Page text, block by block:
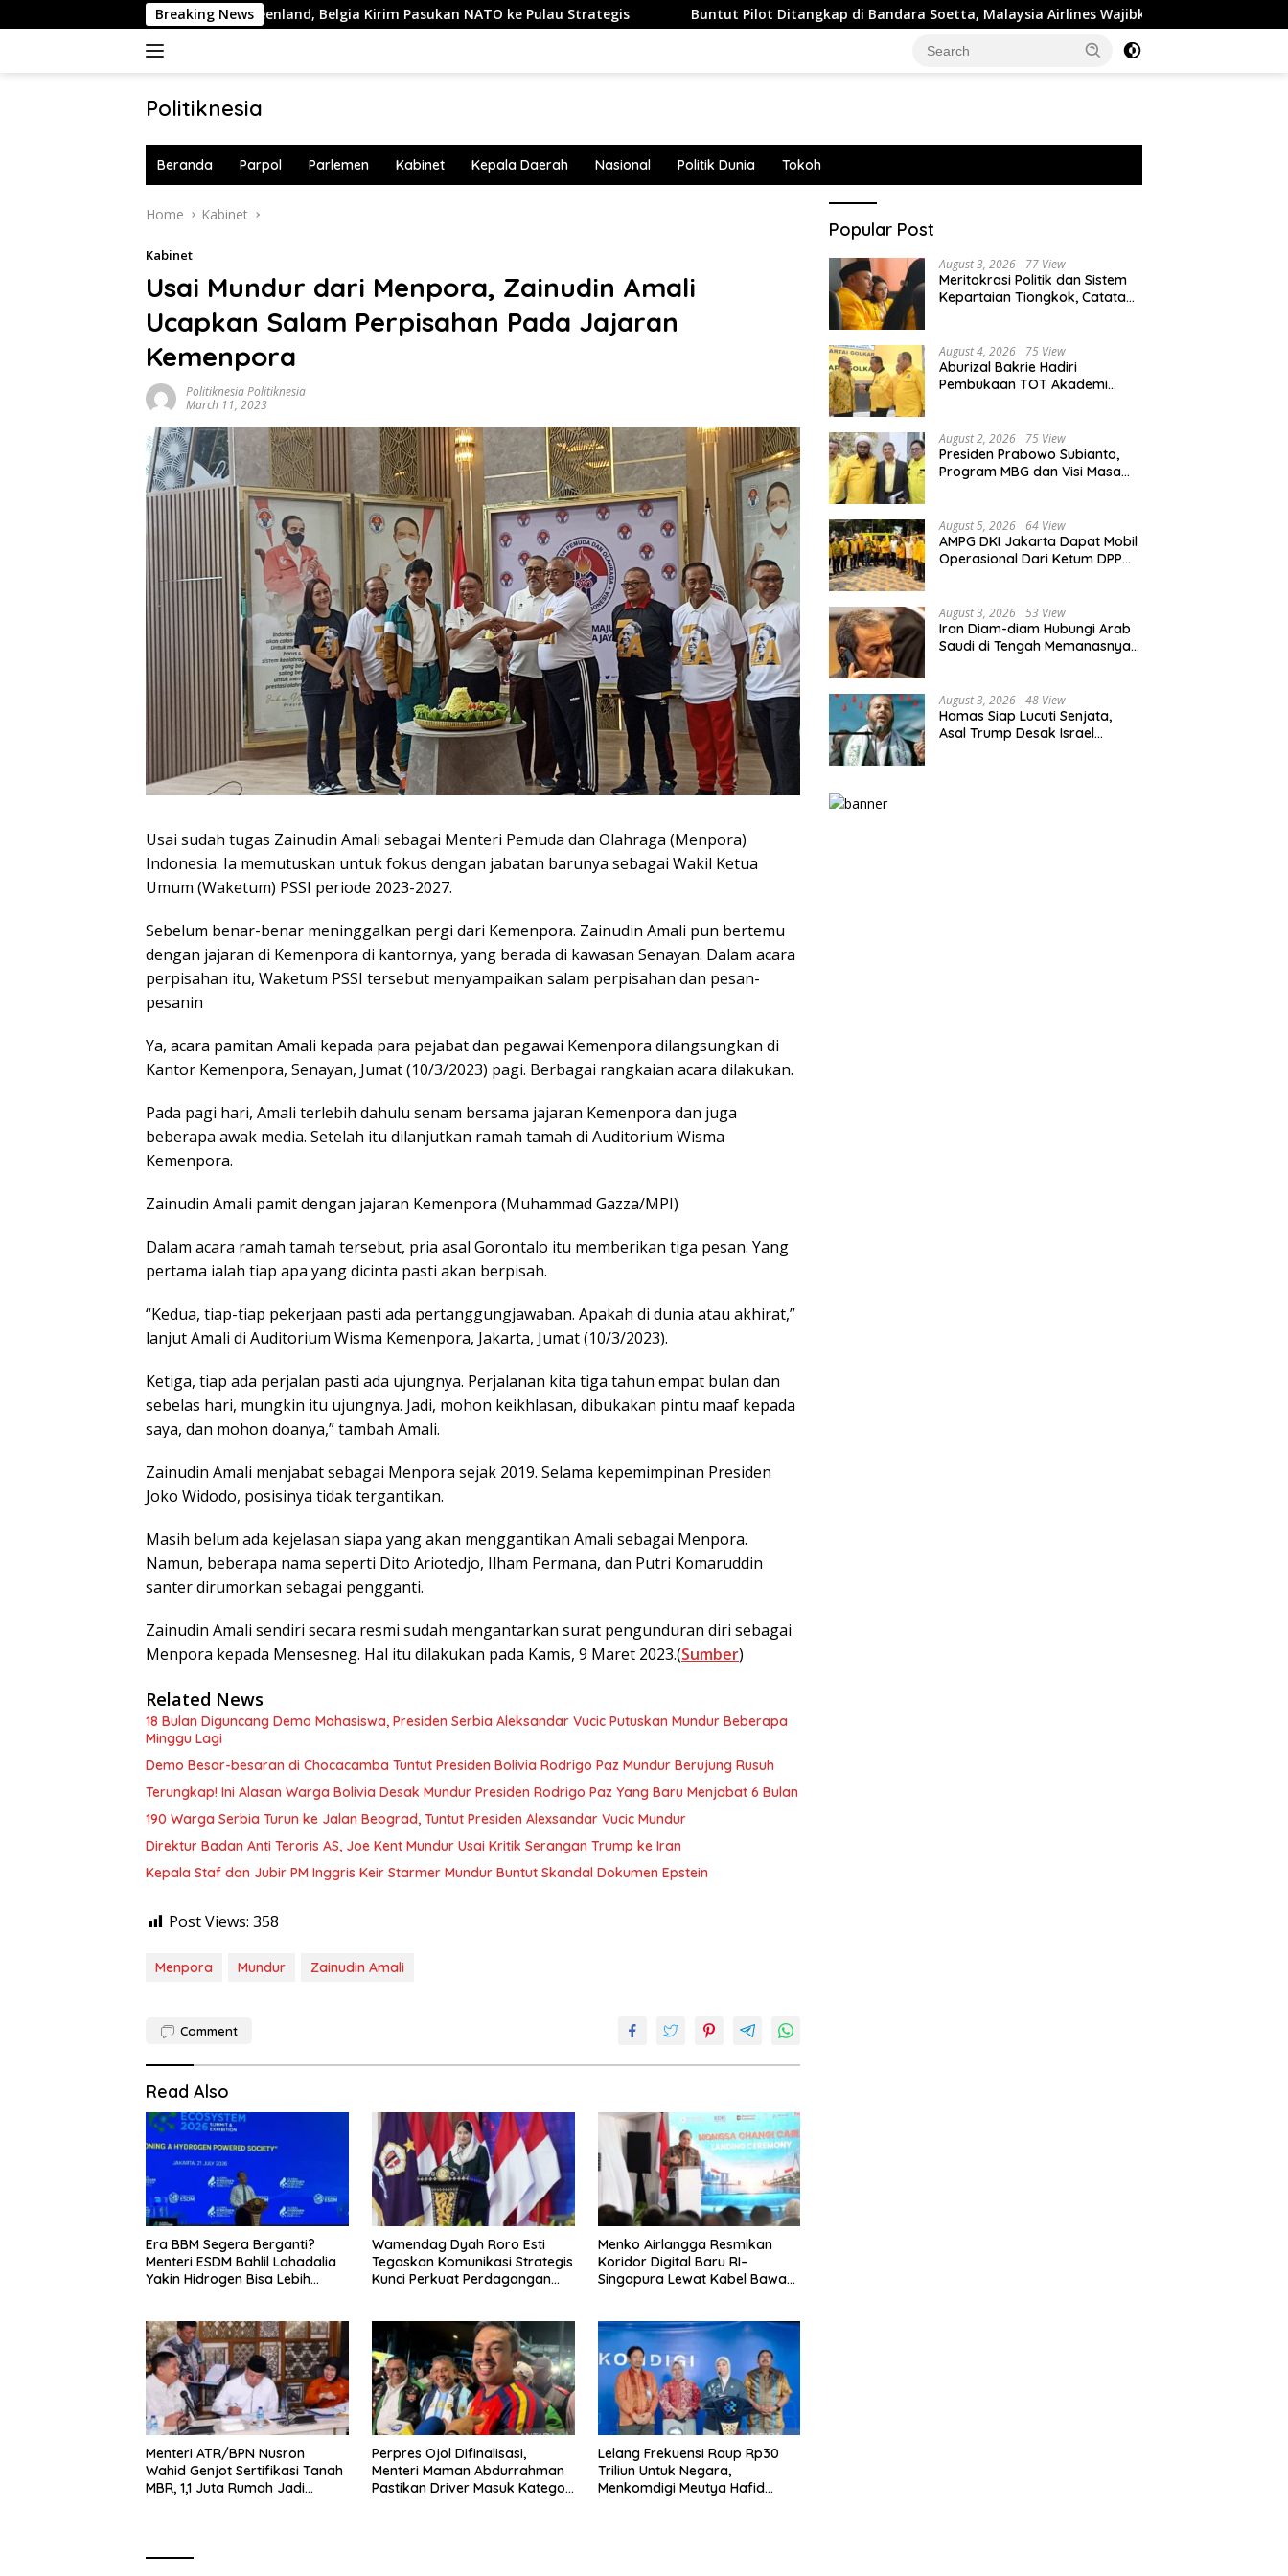
to
Breaking News
Trump Ingin Caplok Greenland, Belgia Kirim Pasukan NATO ke Pulau Strategis Buntut Pilot Ditangkap di Bandara Soetta, Malaysia Airlines Wajibkan Tes Narkoba 1.260 Pilot
Politiknesia
Beranda Parpol Parlemen Kabinet Kepala Daerah Nasional Politik Dunia Tokoh
Home Kabinet
Kabinet
Usai Mundur dari Menpora, Zainudin Amali
Ucapkan Salam Perpisahan Pada Jajaran
Kemenpora
Politiknesia Politiknesia
March 11, 2023
Usai sudah tugas Zainudin Amali sebagai Menteri Pemuda dan Olahraga (Menpora)
Indonesia. Ia memutuskan untuk fokus dengan jabatan barunya sebagai Wakil Ketua
Umum (Waketum) PSSI periode 2023-2027.
Sebelum benar-benar meninggalkan pergi dari Kemenpora. Zainudin Amali pun bertemu
dengan jajaran di Kemenpora di kantornya, yang berada di kawasan Senayan. Dalam acara
perpisahan itu, Waketum PSSI tersebut menyampaikan salam perpisahan dan pesan-
pesanin
Ya, acara pamitan Amali kepada para pejabat dan pegawai Kemenpora dilangsungkan di
Kantor Kemenpora, Senayan, Jumat (10/3/2023) pagi. Berbagai rangkaian acara dilakukan.
Pada pagi hari, Amali terlebih dahulu senam bersama jajaran Kemenpora dan juga
beberapa awak media. Setelah itu dilanjutkan ramah tamah di Auditorium Wisma
Kemenpora.
Zainudin Amali pamit dengan jajaran Kemenpora (Muhammad Gazza/MPI)
Dalam acara ramah tamah tersebut, pria asal Gorontalo itu memberikan tiga pesan. Yang
pertama ialah tiap apa yang dicinta pasti akan berpisah.
“Kedua, tiap-tiap pekerjaan pasti ada pertanggungjawaban. Apakah di dunia atau akhirat,”
lanjut Amali di Auditorium Wisma Kemenpora, Jakarta, Jumat (10/3/2023).
Ketiga, tiap ada perjalan pasti ada ujungnya. Perjalanan kita tiga tahun empat bulan dan
sebelas hari, mungkin itu ujungnya. Jadi, mohon keikhlasan, dibukakan pintu maaf kepada
saya, dan mohon doanya,” tambah Amali.
Zainudin Amali menjabat sebagai Menpora sejak 2019. Selama kepemimpinan Presiden
Joko Widodo, posisinya tidak tergantikan.
Masih belum ada kejelasan siapa yang akan menggantikan Amali sebagai Menpora.
Namun, beberapa nama seperti Dito Ariotedjo, Ilham Permana, dan Putri Komaruddin
santer dirumorkan sebagai pengganti.
Zainudin Amali sendiri secara resmi sudah mengantarkan surat pengunduran diri sebagai
Menpora kepada Mensesneg. Hal itu dilakukan pada Kamis, 9 Maret 2023.(Sumber)
Related News
18 Bulan Diguncang Demo Mahasiswa, Presiden Serbia Aleksandar Vucic Putuskan Mundur Beberapa
Minggu Lagi
Demo Besar-besaran di Chocacamba Tuntut Presiden Bolivia Rodrigo Paz Mundur Berujung Rusuh
Terungkap! Ini Alasan Warga Bolivia Desak Mundur Presiden Rodrigo Paz Yang Baru Menjabat 6 Bulan
190 Warga Serbia Turun ke Jalan Beograd, Tuntut Presiden Alexsandar Vucic Mundur
Direktur Badan Anti Teroris AS, Joe Kent Mundur Usai Kritik Serangan Trump ke Iran
Kepala Staf dan Jubir PM Inggris Keir Starmer Mundur Buntut Skandal Dokumen Epstein
Post Views: 358
Menpora Mundur Zainudin Amali
Comment
Read Also
Era BBM Segera Berganti?
Menteri ESDM Bahlil Lahadalia
Yakin Hidrogen Bisa Lebih
Wamendag Dyah Roro Esti
Tegaskan Komunikasi Strategis
Kunci Perkuat Perdagangan
Menko Airlangga Resmikan
Koridor Digital Baru RI–
Singapura Lewat Kabel Bawah
Menteri ATR/BPN Nusron
Wahid Genjot Sertifikasi Tanah
MBR, 1,1 Juta Rumah Jadi
Perpres Ojol Difinalisasi,
Menteri Maman Abdurrahman
Pastikan Driver Masuk Kategori
Lelang Frekuensi Raup Rp30
Triliun Untuk Negara,
Menkomdigi Meutya Hafid
Popular Post
August 3, 2026 77 View
Meritokrasi Politik dan Sistem
Kepartaian Tiongkok, Catatan
August 4, 2026 75 View
Aburizal Bakrie Hadiri
Pembukaan TOT Akademi
Berkualitas
August 2, 2026 75 View
Presiden Prabowo Subianto,
Program MBG dan Visi Masa
August 5, 2026 64 View
AMPG DKI Jakarta Dapat Mobil
Operasional Dari Ketum DPP
August 3, 2026 53 View
Iran Diam-diam Hubungi Arab
Saudi di Tengah Memanasnya
August 3, 2026 48 View
Hamas Siap Lucuti Senjata,
Asal Trump Desak Israel